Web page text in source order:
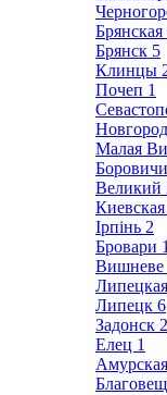
Брянская
Брянск 5
Клинцы
Почеп 1
Малая
Боровичи
Великий
Киевская
Ірпінь 2
Бровари 1
Вишневе
Липецк 6
Задонск 2
Елец 1